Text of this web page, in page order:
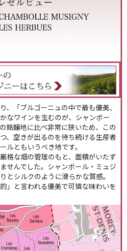
、「ブルゴーニュの中で最も優美、
なワインを生むのが、シャンボー
銘醸地に比べ非常に狭いため、この
、空きが出るのを待ち続ける生産者
ルともいうべき地です。
格な畑の管理のもと、面積がいたず
せんでした。シャンボール・ミュジ
とシルクのように滑らかな質感。
」と言われる優美で可憐な味わいを